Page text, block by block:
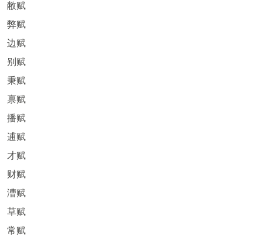
敝赋
弊赋
边赋
别赋
秉赋
禀赋
播赋
逋赋
才赋
财赋
漕赋
草赋
常赋